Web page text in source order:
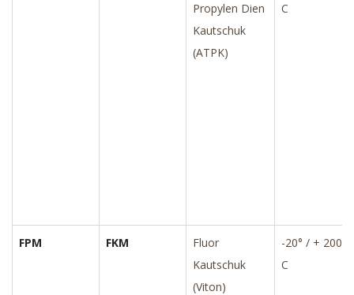
Propylen Dien
Kautschuk
(ATPK)
C
FPM FKM
Fluor
Kautschuk
(Viton)
-20° / + 200°
C